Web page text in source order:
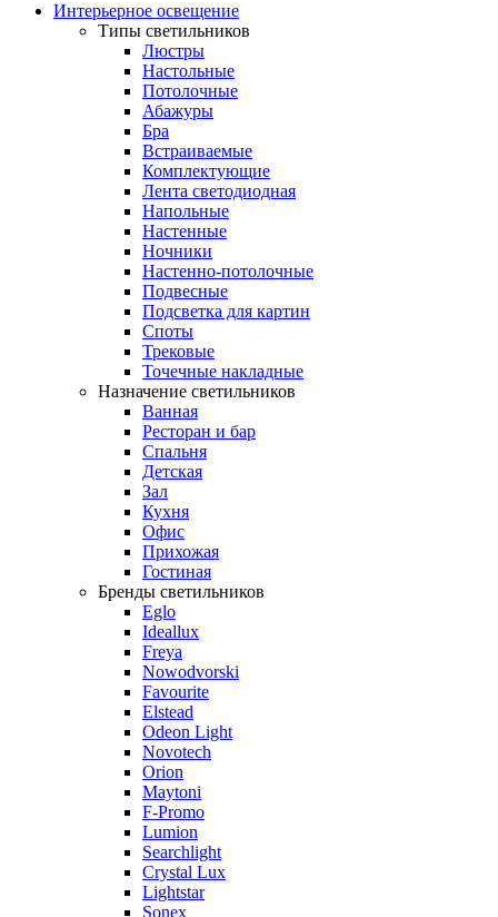
Интерьерное освещение
Типы светильников
Люстры
Настольные
Потолочные
Абажуры
Бра
Встраиваемые
Комплектующие
Лента светодиодная
Напольные
Настенные
Ночники
Настенно-потолочные
Подвесные
Подсветка для картин
Споты
Трековые
Точечные накладные
Назначение светильников
Ванная
Ресторан и бар
Спальня
Детская
Зал
Кухня
Офис
Прихожая
Гостиная
Бренды светильников
Eglo
Ideallux
Freya
Nowodvorski
Favourite
Elstead
Odeon Light
Novotech
Orion
Maytoni
F-Promo
Lumion
Searchlight
Crystal Lux
Lightstar
Sonex